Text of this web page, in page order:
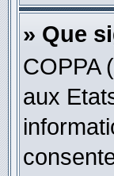
» Que
COPPA
aux